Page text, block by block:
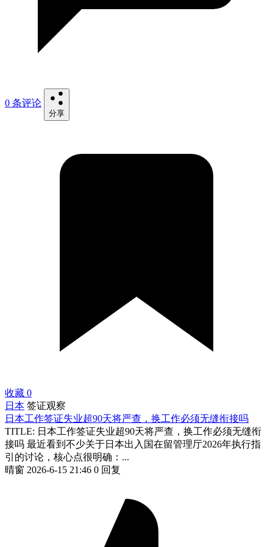
0 条评论
分享
收藏 0
日本 签证观察
日本工作签证失业超90天将严查，换工作必须无缝衔接吗
TITLE: 日本工作签证失业超90天将严查，换工作必须无缝衔
接吗 最近看到不少关于日本出入国在留管理厅2026年执行指
引的讨论，核心点很明确：...
晴窗 2026-6-15 21:46 0 回复